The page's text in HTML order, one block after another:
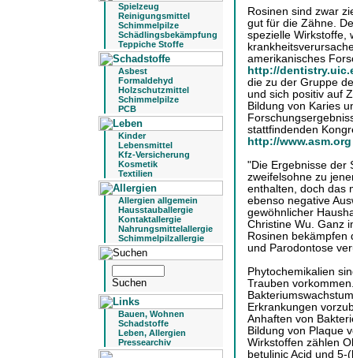
Spielzeug
Reinigungsmittel
Schimmelpilze
Schädlingsbekämpfung
Teppiche Stoffe
Asbest
Formaldehyd
Holzschutzmittel
Schimmelpilze
PCB
Kinder
Lebensmittel
Kfz-Versicherung
Kosmetik
Textilien
Allergien allgemein
Hausstauballergie
Kontaktallergie
Nahrungsmittelallergie
Schimmelpilzallergie
Bauen, Wohnen
Schadstoffe
Leben, Allergien
Pressearchiv
Rosinen sind zwar
gut für die Zähne.
spezielle Wirkstoffe,
amerikanisches
http://
die zu der Gruppe
und sich positiv auf
Bildung von Karies
stattfindenden
http://
"Die Ergebnisse der
zweifelsohne zu
enthalten, doch das
ebenso negative
gewöhnlicher
Christine Wu. Ganz
Rosinen bekämpfen
und Parodontose
Phytochemikalien
Trauben
Erkrankungen
Anhaften von
Bildung von Plaque
Wirkstoffen zählen
betulinic Acid und